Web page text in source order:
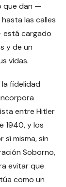
que dan —
las calles
está cargado
y de un
vidas.
fidelidad
entre Hitler
1940, y los
misma, sin
Soborno,
evitar que
como un